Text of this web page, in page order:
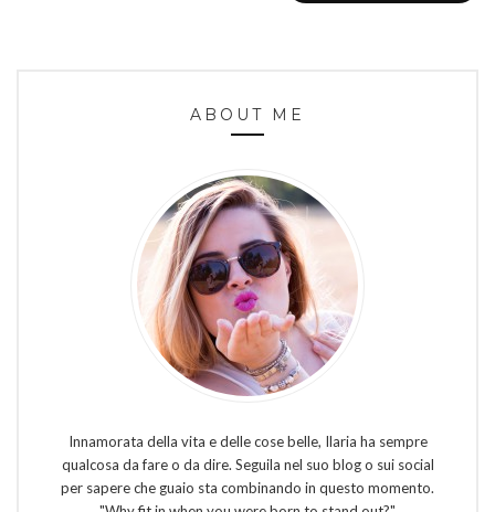
ABOUT ME
Innamorata della vita e delle cose belle, Ilaria ha sempre
qualcosa da fare o da dire. Seguila nel suo blog o sui social
per sapere che guaio sta combinando in questo momento.